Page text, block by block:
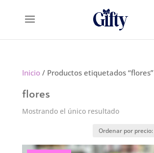
Inicio/ Productos etiquetados “flores”
flores
Mostrando el único resultado